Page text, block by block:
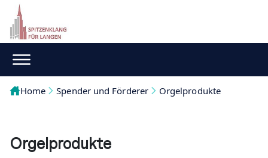
Home Spender und Förderer Orgelprodukte
Orgelprodukte